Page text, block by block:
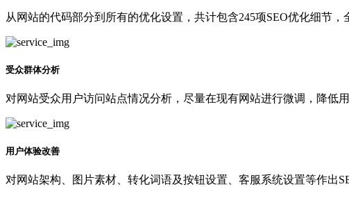
从网站的代码部分到所有的优化设置，共计包含245项SEO优化细节，
受众群体分析
对网站受众用户访问站点情况分析，尽量在现有网站进行微调，降低
用户体验改善
对网站架构、图片素材、转化词语及按钮设置、客服系统设置等作出